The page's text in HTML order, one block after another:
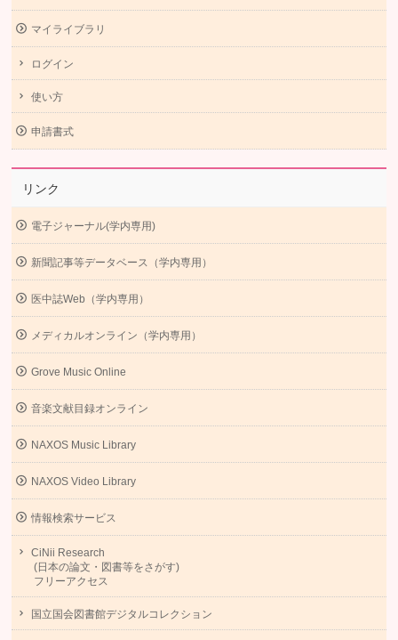
マイライブラリ
ログイン
使い方
申請書式
リンク
電子ジャーナル(学内専用)
新聞記事等データベース（学内専用）
医中誌Web（学内専用）
メディカルオンライン（学内専用）
Grove Music Online
音楽文献目録オンライン
NAXOS Music Library
NAXOS Video Library
情報検索サービス
CiNii Research
(日本の論文・図書等をさがす)
フリーアクセス
国立国会図書館デジタルコレクション